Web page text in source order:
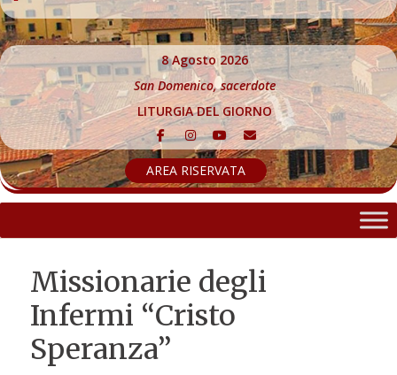
8 Agosto 2026
San Domenico, sacerdote
LITURGIA DEL GIORNO
AREA RISERVATA
Missionarie degli
Infermi “Cristo
Speranza”